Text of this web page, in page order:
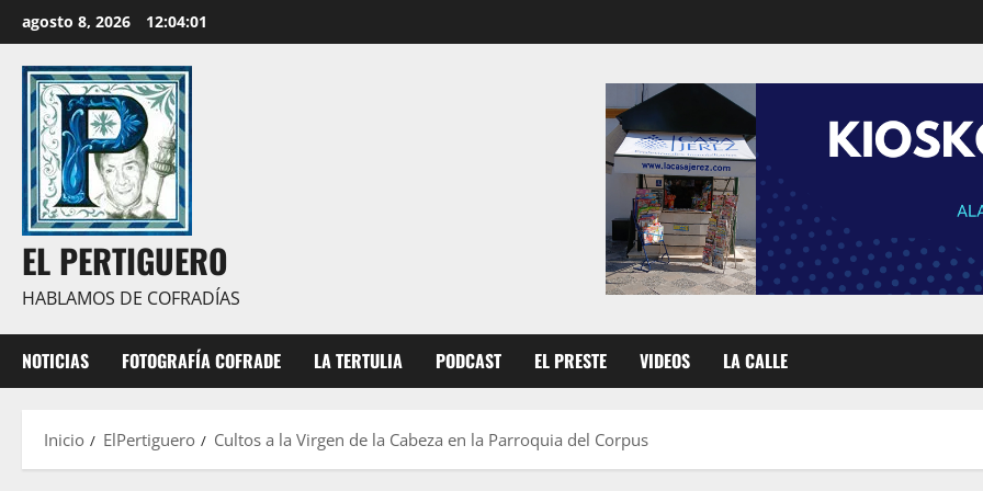
al
contenido
agosto 8, 2026 12:04:03
EL PERTIGUERO
HABLAMOS DE COFRADÍAS
NOTICIAS FOTOGRAFÍA COFRADE LA TERTULIA PODCAST EL PRESTE VIDEOS LA CALLE
Inicio ElPertiguero Cultos a la Virgen de la Cabeza en la Parroquia del Corpus